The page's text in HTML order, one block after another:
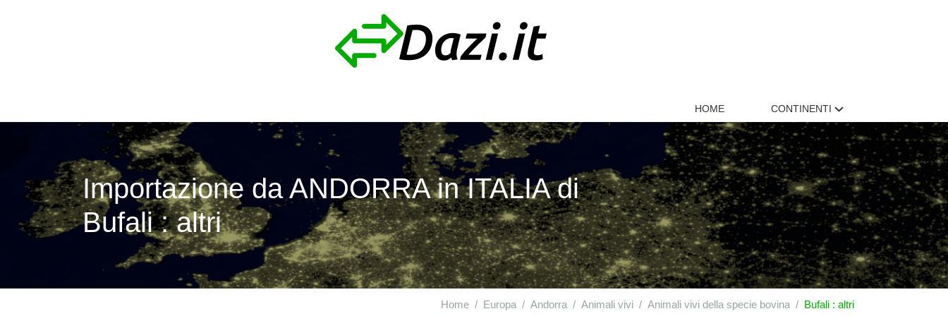
HOME CONTINENTI
Importazione da ANDORRA in ITALIA di
Bufali : altri
Home Europa Andorra Animali vivi Animali vivi della specie bovina Bufali : altri